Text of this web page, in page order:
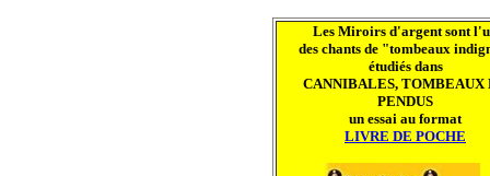
Les Miroirs d'argent sont
des chants de "tombeaux
étudiés dans
CANNIBALES, TOMBEAUX
PENDUS
un essai au format
LIVRE DE POCHE